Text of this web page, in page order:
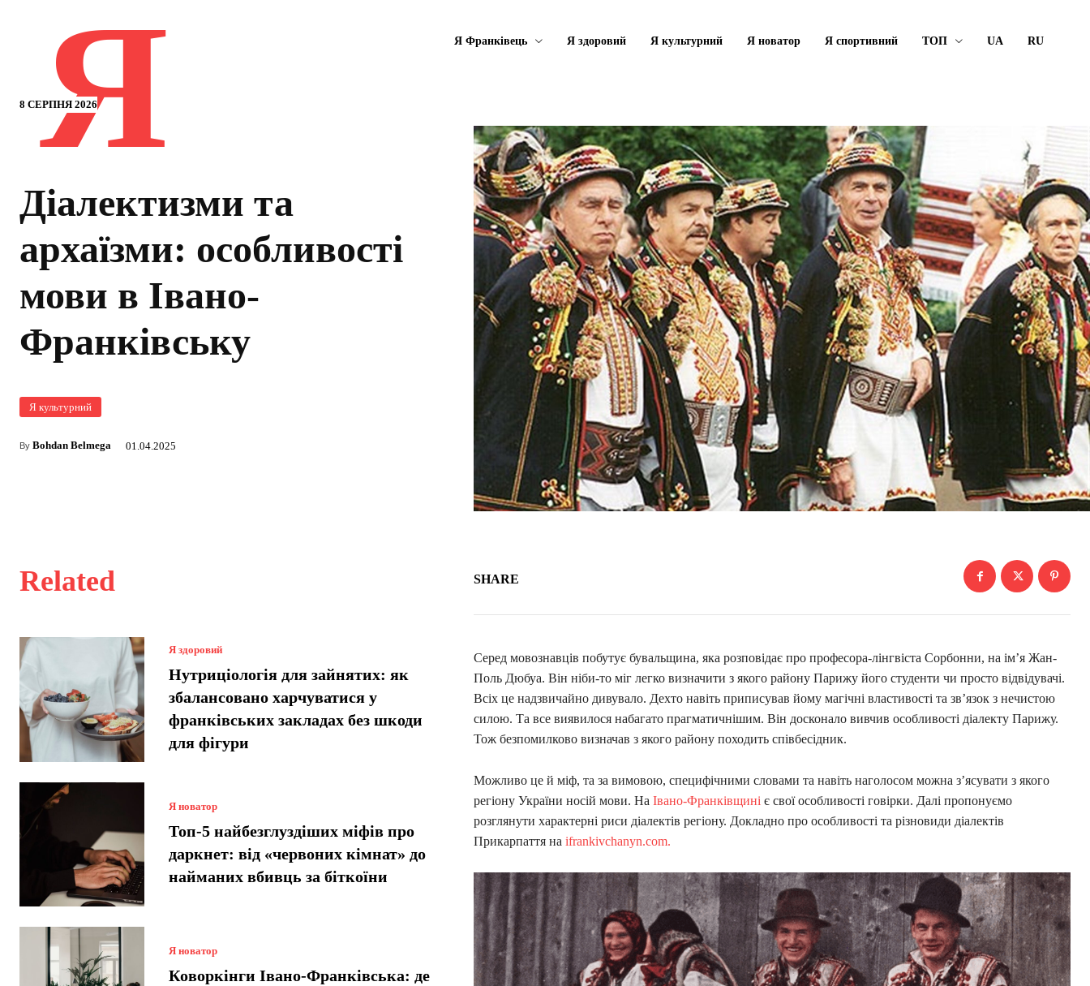
8 СЕРПНЯ 2026
Я Я Франківець Я здоровий Я культурний Я новатор Я спортивний ТОП UA RU
Діалектизми та
архаїзми: особливості
мови в Івано-
Франківську
Я культурний
By Bohdan Belmega 01.04.2025
Related
Я здоровий
Нутриціологія для зайнятих: як
збалансовано харчуватися у
франківських закладах без шкоди
для фігури
Я новатор
Топ-5 найбезглуздіших міфів про
даркнет: від «червоних кімнат» до
найманих вбивць за біткоїни
Я новатор
Коворкінги Івано-Франківська: де
SHARE
Серед мовознавців побутує бувальщина, яка розповідає про професора-лінгвіста Сорбонни, на ім’я Жан-
Поль Дюбуа. Він ніби-то міг легко визначити з якого району Парижу його студенти чи просто відвідувачі.
Всіх це надзвичайно дивувало. Дехто навіть приписував йому магічні властивості та зв’язок з нечистою
силою. Та все виявилося набагато прагматичнішим. Він досконало вивчив особливості діалекту Парижу.
Тож безпомилково визначав з якого району походить співбесідник.
Можливо це й міф, та за вимовою, специфічними словами та навіть наголосом можна з’ясувати з якого
регіону України носій мови. На Івано-Франківщині є свої особливості говірки. Далі пропонуємо
розглянути характерні риси діалектів регіону. Докладно про особливості та різновиди діалектів
Прикарпаття на ifrankivchanyn.com.